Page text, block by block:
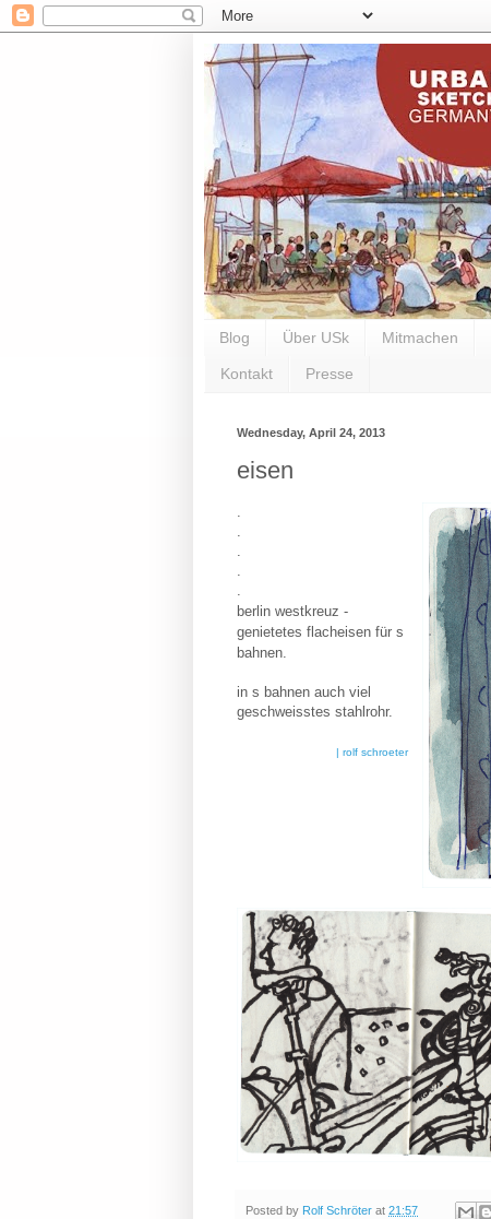
Blog Über USk Mitmachen
Kontakt Presse
Wednesday, April 24, 2013
eisen
.
.
.
.
.
berlin westkreuz -
genietetes flacheisen für s
bahnen.
in s bahnen auch viel
geschweisstes stahlrohr.
| rolf schroeter
Posted by Rolf Schröter at 21:57